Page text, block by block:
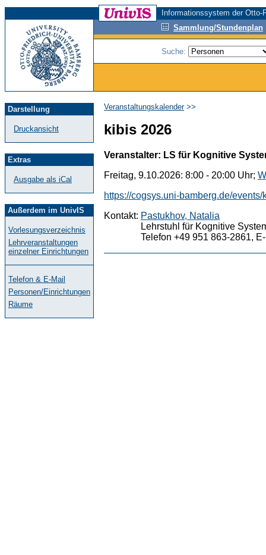
Informationssystem der
Sammlung/Stundenplan
Suche:
Darstellung
Druckansicht
Extras
Ausgabe als iCal
Außerdem im UnivIS
Vorlesungsverzeichnis
Lehrveranstaltungen
einzelner Einrichtungen
Telefon & E-Mail
Personen/Einrichtungen
Räume
Veranstaltungskalender>>
kibis 2026
Veranstalter: LS für Kognitive
Freitag, 9.10.2026: 8:00 - 20:00 Uhr;
https://cogsys.uni-bamberg.de/
Kontakt: Pastukhov, Natalia
Lehrstuhl für Kognitive
Telefon +49 951 863-2861,